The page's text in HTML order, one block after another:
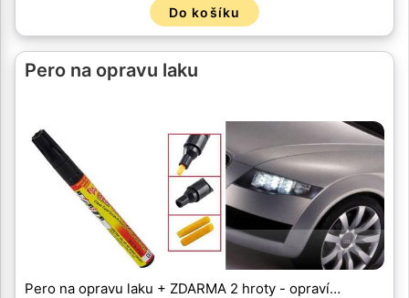
Do košíku
Pero na opravu laku
Pero na opravu laku + ZDARMA 2 hroty - opraví…